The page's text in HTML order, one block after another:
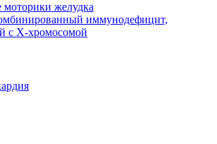
желудка
иммунодефицит,
с Х-хромосомой